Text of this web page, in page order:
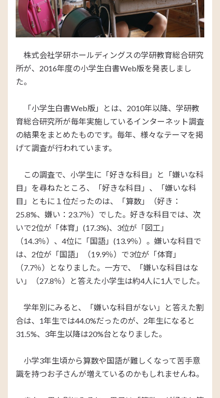
株式会社学研ホールディングスの学研教育総合研究
所が、2016年度の小学生白書Web版を発表しまし
た。
「小学生白書Web版」とは、 2010年以降、学研教
育総合研究所が毎年実施しているインターネット調査
の結果をまとめたものです。 毎年、様々なテーマを掲
げて調査が行われています。
この調査で、小学生に「好きな科目」と「嫌いな科
目」を尋ねたところ、「好きな科目」、「嫌いな科
目」ともに１位だったのは、「算数」（好き：
25.8%、嫌い：23.7％）でした。好きな科目では、次
いで2位が「体育」(17.3%)、3位が「図工」
（14.3％）、4位に「国語」(13.9％）。嫌いな科目で
は、2位が 「国語」（19.9％）で3位が「体育」
（7.7％）となりました。一方で、「嫌いな科目はな
い」（27.8％）と答えた小学生は約4人に1人でした。
学年別にみると、「嫌いな科目がない」と答えた割
合は、1年生では44.0%だったのが、2年生になると
31.5%、3年生以降は20%台となりました。
小学3年生頃から算数や国語が難しくなって苦手意
識を持つお子さんが増えているのかもしれませんね。